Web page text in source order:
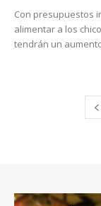
Con presupuestos
alimentar a los
tendrán un